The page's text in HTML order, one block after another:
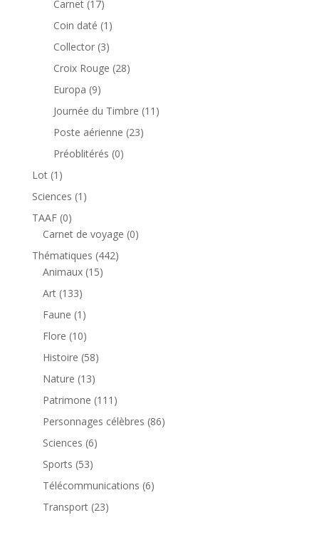
Carnet 1717
produits
Coin daté 1 1
produit
Collector 33
produits
Croix Rouge 2828
Europa 99
produits
Journée du Timbre 11 11
Poste aérienne 2323
Préoblitérés 00
Lot 1 1
produit
Sciences 1 1
TAAF 00
produit
Carnet de voyage 00
Thématiques 442442
Animaux 1515
Art 133133
produits
Faune 1 1
produit
Flore 1010
produits
Histoire 5858
Nature 1313
produits
Patrimone 111 111
produits
Personnages célèbres 8686
Sciences 66
Sports 5353
produits
Télécommunications 66
Transport 2323